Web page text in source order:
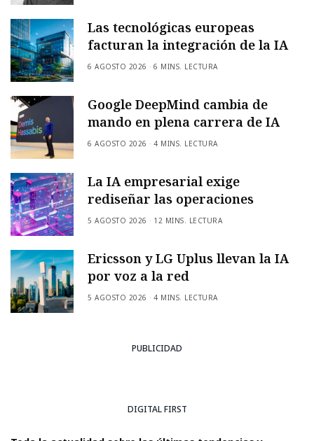
Las tecnológicas europeas
facturan la integración de la IA
6 AGOSTO 2026 6 MINS. LECTURA
Google DeepMind cambia de
mando en plena carrera de IA
6 AGOSTO 2026 4 MINS. LECTURA
La IA empresarial exige
rediseñar las operaciones
5 AGOSTO 2026 12 MINS. LECTURA
Ericsson y LG Uplus llevan la IA
por voz a la red
5 AGOSTO 2026 4 MINS. LECTURA
PUBLICIDAD
DIGITAL FIRST